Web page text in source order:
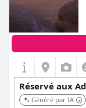
Réservé aux
Généré par IA